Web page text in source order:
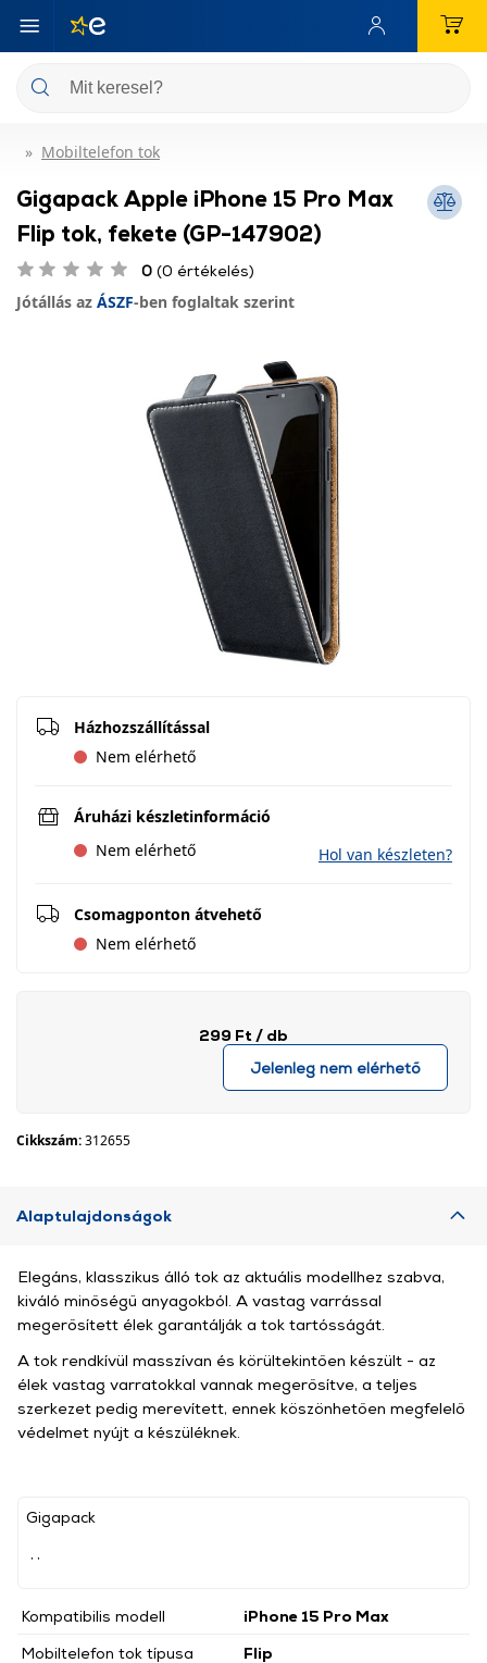
Mobiltelefon tok
Gigapack Apple iPhone 15 Pro Max
Flip tok, fekete (GP-147902)
0 (0 értékelés)
Jótállás az ÁSZF-ben foglaltak szerint
Házhozszállítással
Nem elérhető
Áruházi készletinformáció
Nem elérhető
Hol van készleten?
Csomagponton átvehető
Nem elérhető
299 Ft / db
Jelenleg nem elérhető
Cikkszám:312655
Alaptulajdonságok
Gigapack
Kompatibilis modell
iPhone 15 Pro Max
Mobiltelefon tok típusa
Flip
Elegáns, klasszikus álló tok az aktuális modellhez szabva,
kiváló minőségű anyagokból. A vastag varrással
megerősített élek garantálják a tok tartósságát.
A tok rendkívül masszívan és körültekintően készült - az
élek vastag varratokkal vannak megerősítve, a teljes
szerkezet pedig merevített, ennek köszönhetően megfelelő
védelmet nyújt a készüléknek.